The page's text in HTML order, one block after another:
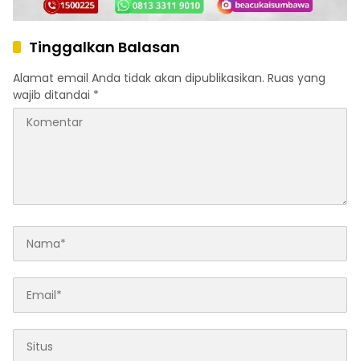
Tinggalkan Balasan
Alamat email Anda tidak akan dipublikasikan. Ruas yang
wajib ditandai *